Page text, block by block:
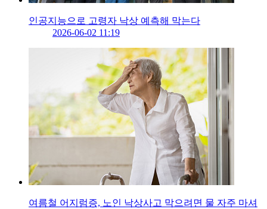
인공지능으로 고령자 낙상 예측해 막는다
2026-06-02 11:19
여름철 어지럼증, 노인 낙상사고 막으려면 물 자주 마셔